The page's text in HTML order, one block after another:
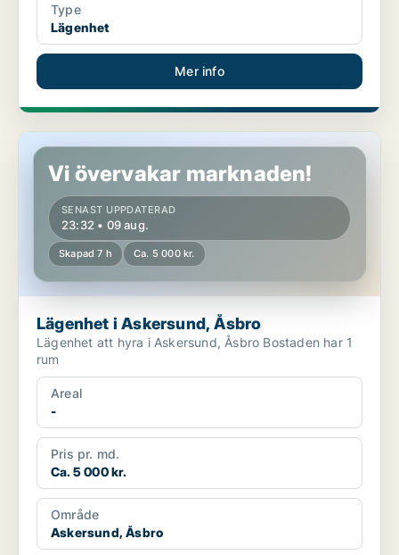
Type
Lägenhet
Mer info
Lägenhet i Askersund, Åsbro
Vi övervakar marknaden!
SENAST UPPDATERAD
23:32 • 09 aug.
Skapad 7 h Ca. 5 000 kr.
Lägenhet i Askersund, Åsbro
Lägenhet att hyra i Askersund, Åsbro Bostaden har 1
rum
Areal
-
Pris pr. md.
Ca. 5 000 kr.
Område
Askersund, Åsbro